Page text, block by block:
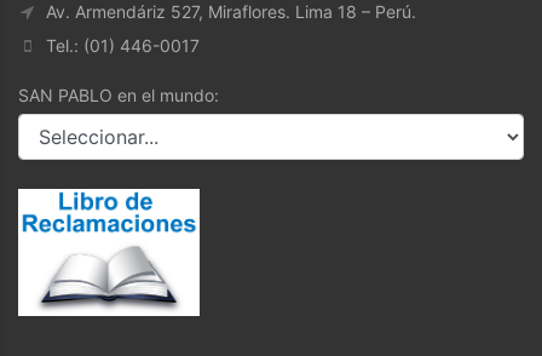
Av. Armendáriz 527, Miraflores. Lima 18 – Perú.
Tel.: (01) 446-0017
SAN PABLO en el mundo: